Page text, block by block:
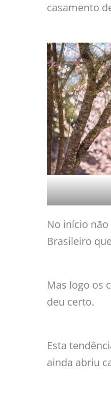
casamento
No início
Brasileiro
Mas logo os
deu certo.
Esta
ainda abriu